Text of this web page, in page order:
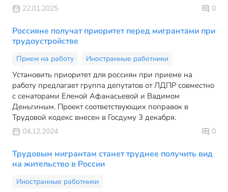
22.01.2025 0
Россияне получат приоритет перед мигрантами при
трудоустройстве
Прием на работу Иностранные работники
Установить приоритет для россиян при приеме на
работу предлагает группа депутатов от ЛДПР совместно
с сенаторами Еленой Афанасьевой и Вадимом
Деньгиным. Проект соответствующих поправок в
Трудовой кодекс внесен в Госдуму 3 декабря.
04.12.2024 0
Трудовым мигрантам станет труднее получить вид
на жительство в России
Иностранные работники